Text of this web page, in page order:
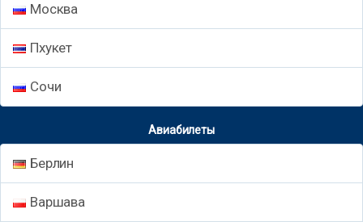
Москва
Пхукет
Сочи
Авиабилеты
Берлин
Варшава